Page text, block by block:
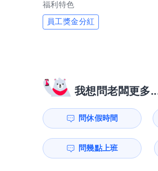
福利特色
員工獎金分紅
我想問老闆更多
問休假時間
問幾點上班